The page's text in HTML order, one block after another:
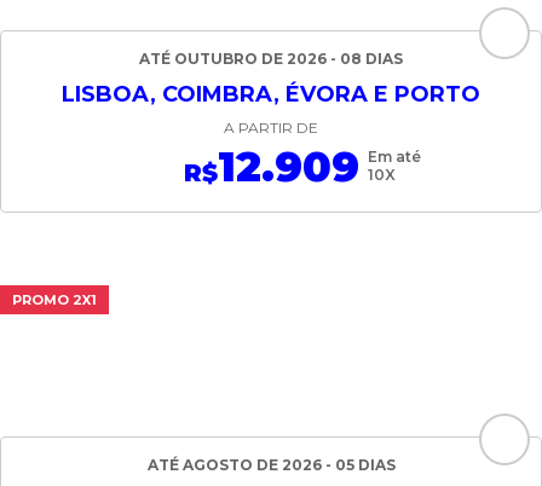
ATÉ OUTUBRO DE 2026 - 08 DIAS
LISBOA, COIMBRA, ÉVORA E PORTO
A PARTIR DE
R$12.909 Em até
10X
PROMO 2X1
ATÉ AGOSTO DE 2026 - 05 DIAS